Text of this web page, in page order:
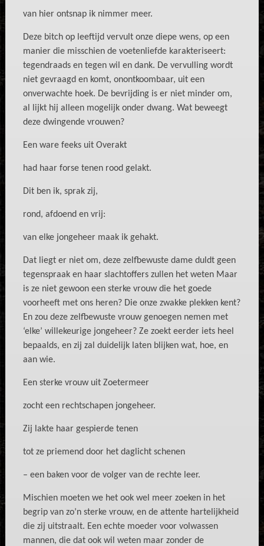
van hier ontsnap ik nimmer meer.
Deze bitch op leeftijd vervult onze diepe wens, op een
manier die misschien de voetenliefde karakteriseert:
tegendraads en tegen wil en dank. De vervulling wordt
niet gevraagd en komt, onontkoombaar, uit een
onverwachte hoek. De bevrijding is er niet minder om,
al lijkt hij alleen mogelijk onder dwang. Wat beweegt
deze dwingende vrouwen?
Een ware feeks uit Overakt
had haar forse tenen rood gelakt.
Dit ben ik, sprak zij,
rond, afdoend en vrij:
van elke jongeheer maak ik gehakt.
Dat liegt er niet om, deze zelfbewuste dame duldt geen
tegenspraak en haar slachtoffers zullen het weten Maar
is ze niet gewoon een sterke vrouw die het goede
voorheeft met ons heren? Die onze zwakke plekken kent?
En zou deze zelfbewuste vrouw genoegen nemen met
‘elke’ willekeurige jongeheer? Ze zoekt eerder iets heel
bepaalds, en zij zal duidelijk laten blijken wat, hoe, en
aan wie.
Een sterke vrouw uit Zoetermeer
zocht een rechtschapen jongeheer.
Zij lakte haar gespierde tenen
tot ze priemend door het daglicht schenen
– een baken voor de volger van de rechte leer.
Mischien moeten we het ook wel meer zoeken in het
begrip van zo’n sterke vrouw, en de attente hartelijkheid
die zij uitstraalt. Een echte moeder voor volwassen
mannen, die dat ook wil weten maar zonder de